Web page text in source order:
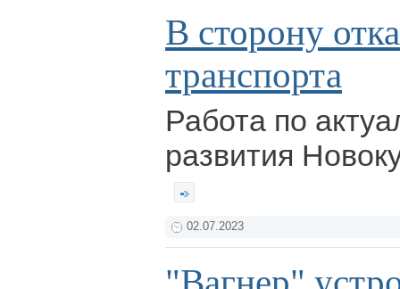
В сторону
транспорта
Работа по
развития
02.07.2023